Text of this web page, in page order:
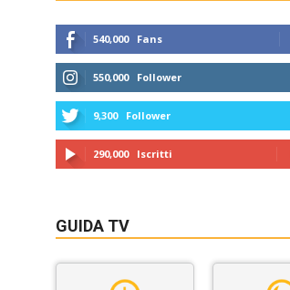
540,000 Fans
550,000 Follower
9,300 Follower
290,000 Iscritti
GUIDA TV